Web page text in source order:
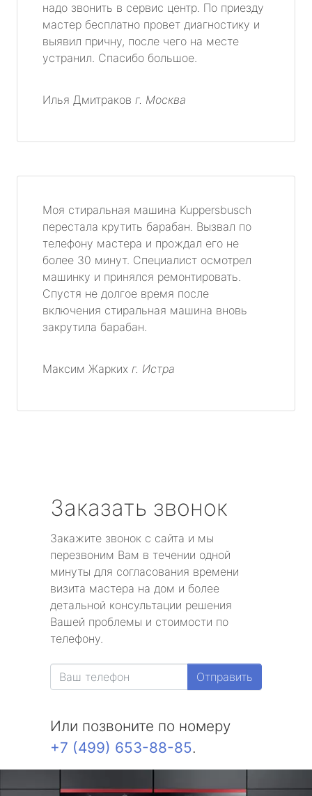
надо звонить в сервис центр. По приезду
мастер бесплатно провет диагностику и
выявил причну, после чего на месте
устранил. Спасибо большое.
Илья Дмитраков г. Москва
Моя стиральная машина Kuppersbusch
перестала крутить барабан. Вызвал по
телефону мастера и прождал его не
более 30 минут. Специалист осмотрел
машинку и принялся ремонтировать.
Спустя не долгое время после
включения стиральная машина вновь
закрутила барабан.
Максим Жарких г. Истра
Заказать звонок
Закажите звонок с сайта и мы
перезвоним Вам в течении одной
минуты для согласования времени
визита мастера на дом и более
детальной консультации решения
Вашей проблемы и стоимости по
телефону.
Отправить
Или позвоните по номеру
+7 (499) 653-88-85.